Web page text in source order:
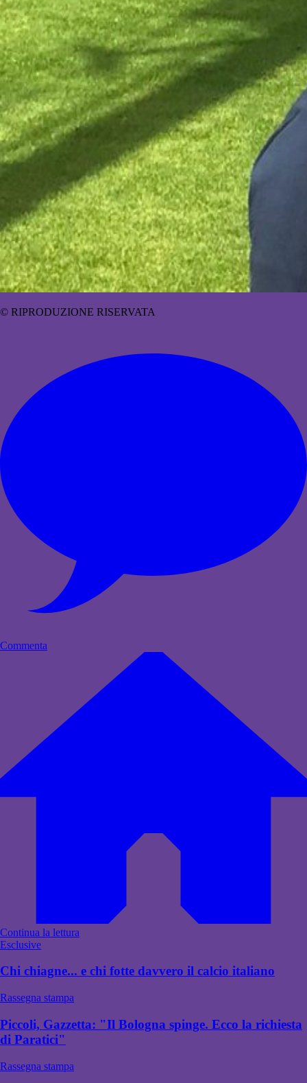
© RIPRODUZIONE RISERVATA
Commenta
Continua la lettura
Esclusive
Chi chiagne... e chi fotte davvero il calcio italiano
Rassegna stampa
Piccoli, Gazzetta: "Il Bologna spinge. Ecco la richiesta
di Paratici"
Rassegna stampa